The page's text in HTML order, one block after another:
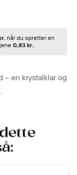
når du opretter en
0,83 kr..
– en krystalklar og